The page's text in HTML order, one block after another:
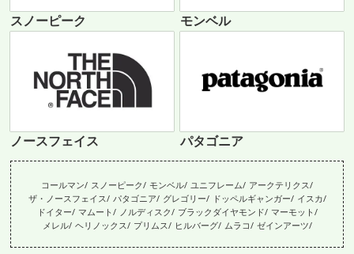
スノーピーク モンベル
ノースフェイス パタゴニア
コールマン スノーピーク モンベル ユニフレーム
アークテリクス
ザ・ノースフェイス パタゴニア グレゴリー ドッペルギャンガー
イスカ
ドイター
マムート ノルディスク ブラックダイヤモンド
マーモット
メレル ヘリノックス プリムス ヒルバーグ ムラコ ゼインアーツ